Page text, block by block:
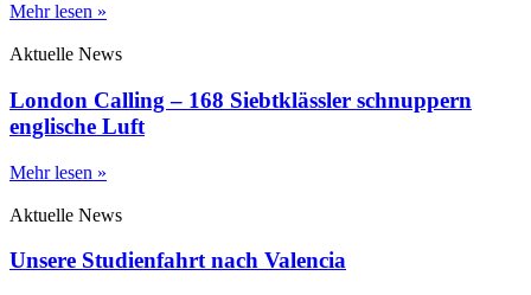
Mehr lesen »
Aktuelle News
London Calling – 168 Siebtklässler schnuppern
englische Luft
Mehr lesen »
Aktuelle News
Unsere Studienfahrt nach Valencia